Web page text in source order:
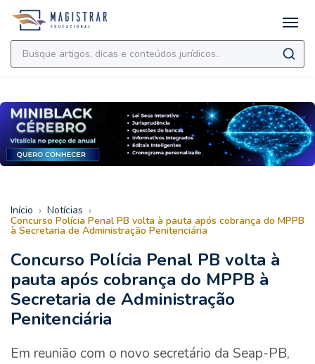
Início › Notícias ›
Concurso Polícia Penal PB volta à pauta após cobrança do MPPB
à Secretaria de Administração Penitenciária
Concurso Polícia Penal PB volta à
pauta após cobrança do MPPB à
Secretaria de Administração
Penitenciária
Em reunião com o novo secretário da Seap-PB,